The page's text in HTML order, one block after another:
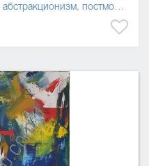
абстракционизм, постмодернизм